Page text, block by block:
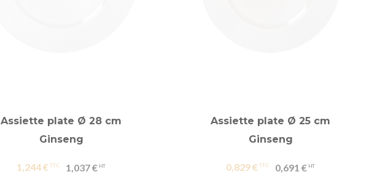
Assiette plate Ø 28 cm
Ginseng
1,244 € 1,037 €
Assiette plate Ø 25 cm
Ginseng
0,829 € 0,691 €